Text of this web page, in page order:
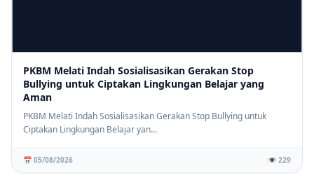
PKBM Melati Indah Sosialisasikan Gerakan Stop
Bullying untuk Ciptakan Lingkungan Belajar yang
Aman
PKBM Melati Indah Sosialisasikan Gerakan Stop Bullying untuk
Ciptakan Lingkungan Belajar yan...
📅 05/08/2026 👁️ 229